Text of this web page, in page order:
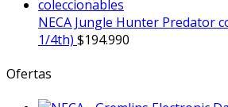
NECA Jungle Hunter Predator
1/4th) $194.990
Ofertas